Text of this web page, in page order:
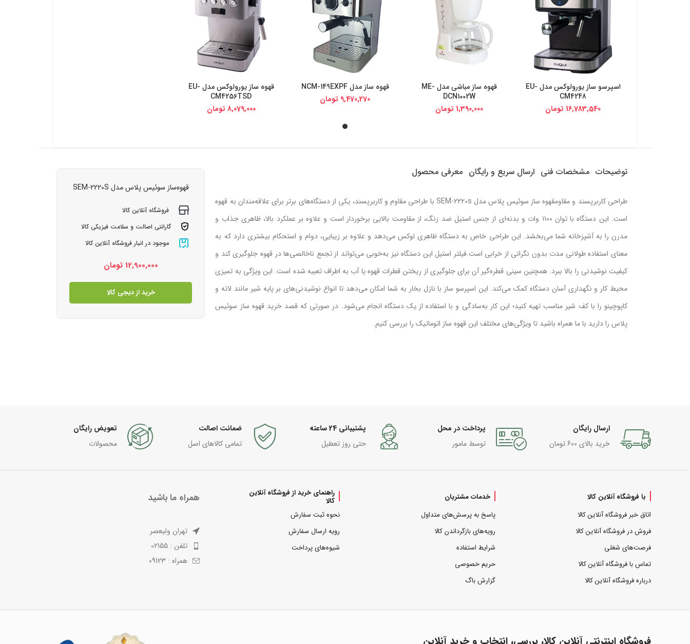
خرید از دیجی کالا
اسپرسو ساز یورولوکس مدل EU-
CM4248
16,783,540 تومان
خرید از دیجی کالا قهوه ساز مباشی مدل ME-
DCN1002W
1,390,000 تومان
خرید از دیجی کالاقهوه ساز مدل NCM-149EXPF
9,470,270 تومان
خرید از دیجی کالا
قهوه ساز یورولوکس مدل EU-
CM4256TSD
8,079,000 تومان
توضیحات مشخصات فنی ارسال سریع و رایگان معرفی محصول
طراحی کاربرپسند و مقاومقهوه ساز سوئیس پلاس مدل SEM-2220s با طراحی مقاوم و کاربرپسند، یکی از دستگاه‌های برتر برای علاقه‌مندان به قهوه
است. این دستگاه با توان ۱۱۰۰ وات و بدنه‌ای از جنس استیل ضد زنگ، از مقاومت بالایی برخوردار است و علاوه بر عملکرد بالا، ظاهری جذاب و
مدرن را به آشپزخانه شما می‌بخشد. این طراحی خاص به دستگاه ظاهری لوکس می‌دهد و علاوه بر زیبایی، دوام و استحکام بیشتری دارد که به
معنای استفاده طولانی مدت بدون نگرانی از خرابی است.فیلتر استیل این دستگاه نیز به‌خوبی می‌تواند از تجمع ناخالصی‌ها در قهوه جلوگیری کند و
کیفیت نوشیدنی را بالا ببرد. همچنین سینی قطره‌گیر آن برای جلوگیری از ریختن قطرات قهوه یا آب به اطراف تعبیه شده است. این ویژگی به تمیزی
محیط کار و نگهداری آسان دستگاه کمک می‌کند. این اسپرسو ساز با نازل بخار به شما امکان می‌دهد تا انواع نوشیدنی‌های بر پایه شیر مانند لاته و
کاپوچینو را با کف شیر مناسب تهیه کنید؛ این کار به‌سادگی و با استفاده از یک دستگاه انجام می‌شود. در صورتی که قصد خرید قهوه ساز سوئیس
پلاس را دارید با ما همراه باشید تا ویژگی‌های مختلف این قهوه ساز اتوماتیک را بررسی کنیم.
قهوه‌ساز سوئیس پلاس مدل SEM-2220S
فروشگاه آنلاین کالا
گارانتی اصالت و سلامت فیزیکی کالا
موجود در انبار فروشگاه آنلاین کالا
12,900,000 تومان
خرید از دیجی کالا
ارسال رایگان
خرید بالای 600 تومان
پرداخت در محل
توسط مامور
پشتیبانی 24 ساعته
حتی روز تعطیل
ضمانت اصالت
تمامی کالاهای اصل
تعویض رایگان
محصولات
با فروشگاه آنلاین کالا
اتاق خبر فروشگاه آنلاین کالا
فروش در فروشگاه آنلاین کالا
فرصت‌های شغلی
تماس با فروشگاه آنلاین کالا
درباره فروشگاه آنلاین کالا
خدمات مشتریان
پاسخ به پرسش‌های متداول
رویه‌های بازگرداندن کالا
شرایط استفاده
حریم خصوصی
گزارش باگ
راهنمای خرید از فروشگاه آنلاین
کالا
نحوه ثبت سفارش
رویه ارسال سفارش
شیوه‌های پرداخت
همراه ما باشید
تهران ولیعصر
تلفن : 02155
همراه : 09123